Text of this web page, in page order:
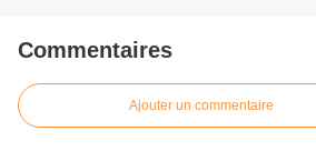
Commentaires
Ajouter un commentaire